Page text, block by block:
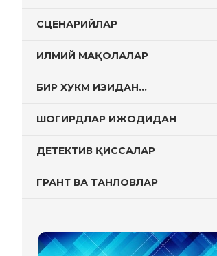
СЦЕНАРИЙЛАР
ИЛМИЙ МАҚОЛАЛАР
БИР ХУКМ ИЗИДАН…
ШОГИРДЛАР ИЖОДИДАН
ДЕТЕКТИВ ҚИССАЛАР
ГРАНТ ВА ТАНЛОВЛАР